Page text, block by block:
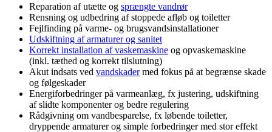
Reparation af utætte og sprængte vandrør
Rensning og udbedring af stoppede afløb og toiletter
Fejlfinding på varme- og brugsvandsinstallationer
Udskiftning af armaturer og sanitet
Korrekt installation af vaskemaskine og opvaskemaskine
(inkl. tæthed og korrekt tilslutning)
Akut indsats ved vandskadermed fokus på at begrænse skade
og følgeskader
Energiforbedringer på varmeanlæg, fx justering, udskiftning
af slidte komponenter og bedre regulering
Rådgivning om vandbesparelse, fx løbende toiletter,
dryppende armaturer og simple forbedringer med stor effekt